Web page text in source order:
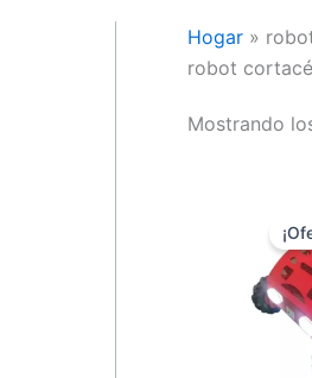
Hogar »
robot
Mostrando